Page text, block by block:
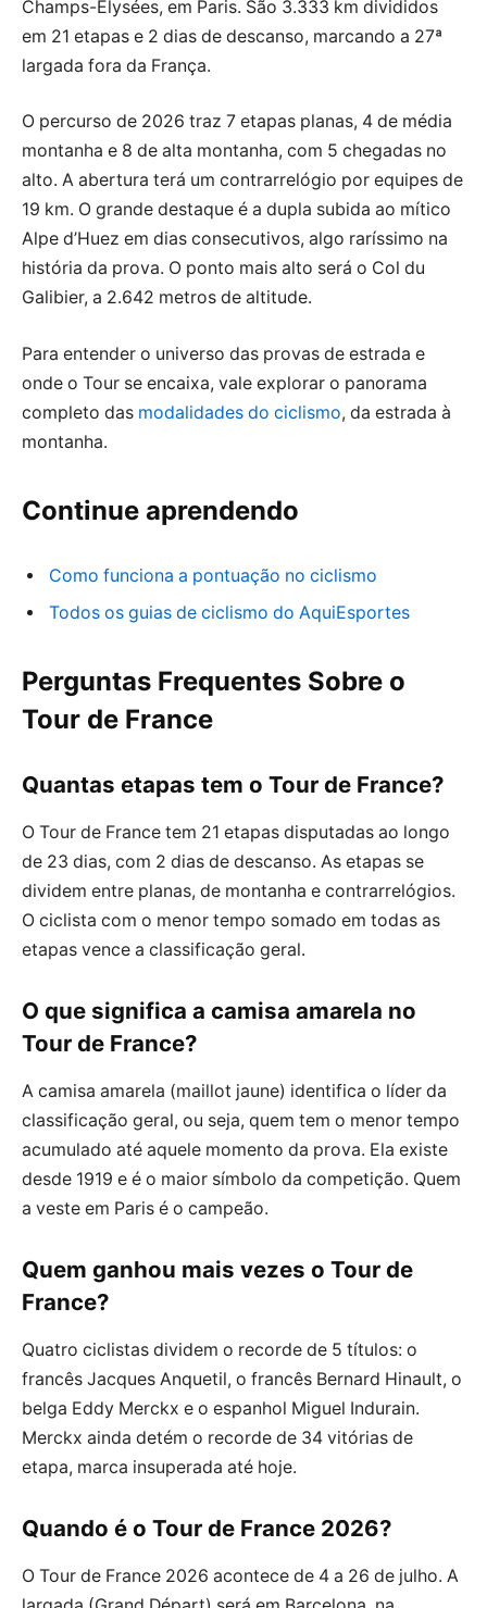
Champs-Élysées, em Paris. São 3.333 km divididos
em 21 etapas e 2 dias de descanso, marcando a 27ª
largada fora da França.
O percurso de 2026 traz 7 etapas planas, 4 de média
montanha e 8 de alta montanha, com 5 chegadas no
alto. A abertura terá um contrarrelógio por equipes de
19 km. O grande destaque é a dupla subida ao mítico
Alpe d’Huez em dias consecutivos, algo raríssimo na
história da prova. O ponto mais alto será o Col du
Galibier, a 2.642 metros de altitude.
Para entender o universo das provas de estrada e
onde o Tour se encaixa, vale explorar o panorama
completo das modalidades do ciclismo, da estrada à
montanha.
Continue aprendendo
Como funciona a pontuação no ciclismo
Todos os guias de ciclismo do AquiEsportes
Perguntas Frequentes Sobre o
Tour de France
Quantas etapas tem o Tour de France?
O Tour de France tem 21 etapas disputadas ao longo
de 23 dias, com 2 dias de descanso. As etapas se
dividem entre planas, de montanha e contrarrelógios.
O ciclista com o menor tempo somado em todas as
etapas vence a classificação geral.
O que significa a camisa amarela no
Tour de France?
A camisa amarela (maillot jaune) identifica o líder da
classificação geral, ou seja, quem tem o menor tempo
acumulado até aquele momento da prova. Ela existe
desde 1919 e é o maior símbolo da competição. Quem
a veste em Paris é o campeão.
Quem ganhou mais vezes o Tour de
France?
Quatro ciclistas dividem o recorde de 5 títulos: o
francês Jacques Anquetil, o francês Bernard Hinault, o
belga Eddy Merckx e o espanhol Miguel Indurain.
Merckx ainda detém o recorde de 34 vitórias de
etapa, marca insuperada até hoje.
Quando é o Tour de France 2026?
O Tour de France 2026 acontece de 4 a 26 de julho. A